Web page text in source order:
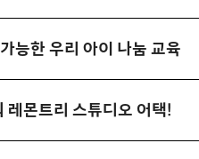
능한 우리 아이 나눔 교육
레몬트리 스튜디오 어택!